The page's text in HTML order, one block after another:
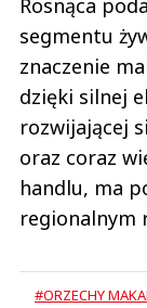
Rosnąca
segmentu
znaczenie
dzięki silnej
rozwijającej
oraz coraz
handlu, ma
regionalnym
#ORZECHY